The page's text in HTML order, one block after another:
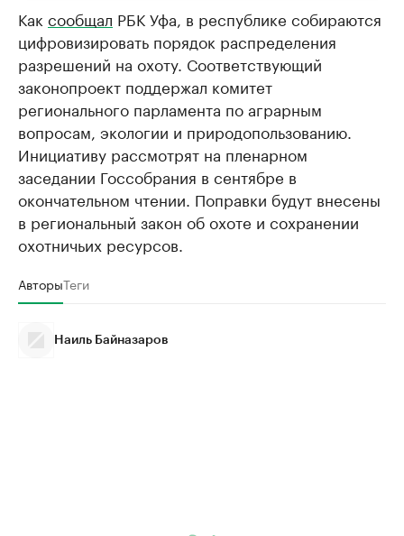
Как сообщал РБК Уфа, в республике собираются
цифровизировать порядок распределения
разрешений на охоту. Соответствующий
законопроект поддержал комитет
регионального парламента по аграрным
вопросам, экологии и природопользованию.
Инициативу рассмотрят на пленарном
заседании Госсобрания в сентябре в
окончательном чтении. Поправки будут внесены
в региональный закон об охоте и сохранении
охотничьих ресурсов.
АвторыТеги
Наиль Байназаров